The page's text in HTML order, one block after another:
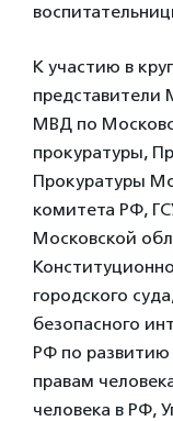
К участию в
МВД по
прокуратуры,
Прокуратуры
комитета РФ,
Московской
городского
безопасного
РФ по развитию
правам
человека в РФ,